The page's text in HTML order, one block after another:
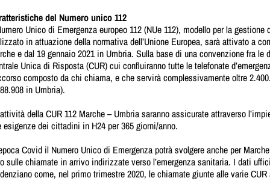
del Numero unico 112
Unico di Emergenza europeo 112 (NUe 112), modello per la
in attuazione della normativa dell’Unione Europea, sarà attivato a
e dal 19 gennaio 2021 in Umbria. Sulla base di una convenzione fra le
Unica di Risposta (CUR) cui confluiranno tutte le telefonate
composto da chi chiama, e che servirà complessivamente oltre
in Umbria).
della CUR 112 Marche – Umbria saranno assicurate attraverso
esigenze dei cittadini in H24 per 365 giorni/anno.
Covid il Numero Unico di Emergenza potrà svolgere anche per
sulle chiamate in arrivo indirizzate verso l’emergenza sanitaria. I dati
come, nel primo trimestre 2020, le chiamate giunte alle varie